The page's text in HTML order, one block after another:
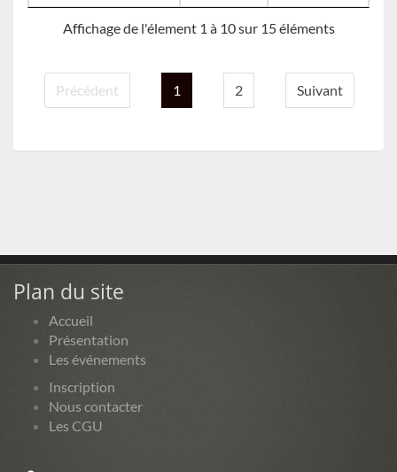
Affichage de l'élement 1 à 10 sur 15 éléments
Précédent 1 2 Suivant
Plan du site
Accueil
Présentation
Les événements
Inscription
Nous contacter
Les CGU